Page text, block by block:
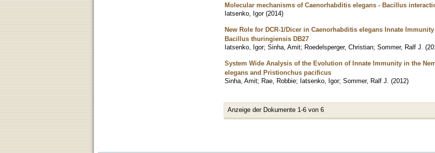
Molecular mechanisms of Caenorhabditis elegans - Bacillus
Iatsenko, Igor (2014)
New Role for DCR-1/Dicer in Caenorhabditis elegans Innate
Bacillus thuringiensis DB27
Iatsenko, Igor; Sinha, Amit; Roedelsperger, Christian; Sommer, Ralf J. (
System Wide Analysis of the Evolution of Innate Immunity in the
elegans and Pristionchus pacificus
Sinha, Amit; Rae, Robbie; Iatsenko, Igor; Sommer, Ralf J. (2012)
Anzeige der Dokumente 1-6 von 6